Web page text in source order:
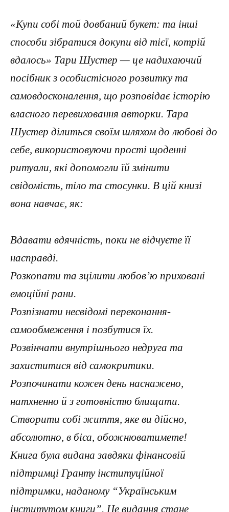
«Купи собі той довбаний букет: та інші
способи зібратися докупи від тієї, котрій
вдалось» Тари Шустер — це надихаючий
посібник з особистісного розвитку та
самовдосконалення, що розповідає історію
власного перевиховання авторки. Тара
Шустер ділиться своїм шляхом до любові до
себе, використовуючи прості щоденні
ритуали, які допомогли їй змінити
свідомість, тіло та стосунки. В цій книзі
вона навчає, як:
Вдавати вдячність, поки не відчуєте її
насправді.
Розкопати та зцілити любов’ю приховані
емоційні рани.
Розпізнати несвідомі переконання-
самообмеження і позбутися їх.
Розвінчати внутрішнього недруга та
захиститися від самокритики.
Розпочинати кожен день наснажено,
натхненно й з готовністю блищати.
Створити собі життя, яке ви дійсно,
абсолютно, в біса, обожнюватимете!
Книга була видана завдяки фінансовій
підтримці Гранту інституційної
підтримки, наданому “Українським
інститутом книги”. Це видання стане